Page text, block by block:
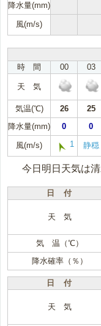
降水量(mm)
風(m/s)
時 間
00 03
天 気
気温(℃) 26 25
降水量(mm)
0 0
風(m/s) 1 静穏
今日明日天気は
日 付
天 気
気 温（℃）
降水確率（％）
日 付
天 気